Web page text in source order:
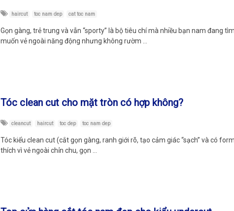
haircut toc nam dep cat toc nam
Gọn gàng, trẻ trung và vẫn “sporty” là bộ tiêu chí mà nhiều bạn nam đang
muốn vẻ ngoài năng động nhưng không rườm …
Tóc clean cut cho mặt tròn có hợp không?
cleancut haircut toc dep toc nam dep
Tóc kiểu clean cut (cắt gọn gàng, ranh giới rõ, tạo cảm giác “sạch” và có
thích vì vẻ ngoài chỉn chu, gọn …